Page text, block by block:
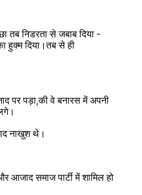
तब निडरता से जबाब दिया -
हुक्म दिया।तब से ही
पर पड़ा,की वे बनारस में अपनी
नाखुश थे।
आजाद समाज पार्टी में शामिल हो